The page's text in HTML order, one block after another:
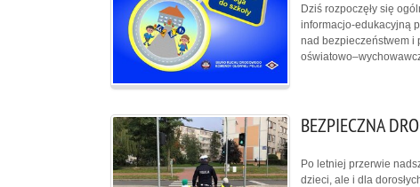
Dziś rozpoczęły się
informacjo-edukacyjną
nad bezpieczeństwem i
BEZPIECZNA
Po letniej przerwie
dzieci, ale i dla